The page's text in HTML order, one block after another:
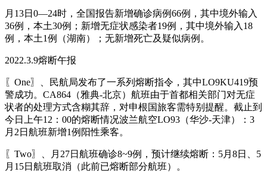
月13日0—24时，全国报告新增确诊病例66例，其中境外输入
36例，本土30例；新增无症状感染者19例，其中境外输入18
例，本土1例（湖南）；无新增死亡及疑似病例。
2022.3.9熔断午报
〖One〗、民航局发布了一系列熔断指令，其中LO9KU419预
警成功。CA864（雅典-北京）航班由于首都相关部门对无症
状者的处理方式含糊其辞，对申根国旅客需特别提醒。截止到
今日上午12：00的熔断情况波兰航空LO93（华沙-天津）：3
月2日航班新增1例阳性乘客。
〖Two〗、月27日航班确诊8~9例，预计继续熔断：5月8日、5
月15日航班取消（此前已熔断部分航班）。